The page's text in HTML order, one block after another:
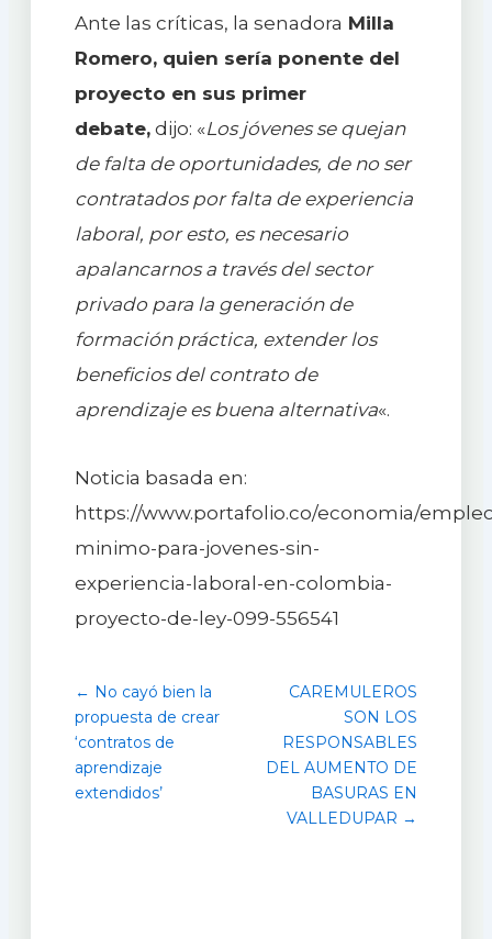
Ante las críticas, la senadora Milla
Romero, quien sería ponente del
proyecto en sus primer
debate,dijo: «Los jóvenes se quejan
de falta de oportunidades, de no ser
contratados por falta de experiencia
laboral, por esto, es necesario
apalancarnos a través del sector
privado para la generación de
formación práctica, extender los
beneficios del contrato de
aprendizaje es buena alternativa«.
Noticia basada en:
https://www.portafolio.co/economia/
minimo-para-jovenes-sin-
experiencia-laboral-en-colombia-
proyecto-de-ley-099-556541
← No cayó bien la
propuesta de crear
‘contratos de
aprendizaje
extendidos’
CAREMULEROS
SON LOS
RESPONSABLES
DEL AUMENTO DE
BASURAS EN
VALLEDUPAR →